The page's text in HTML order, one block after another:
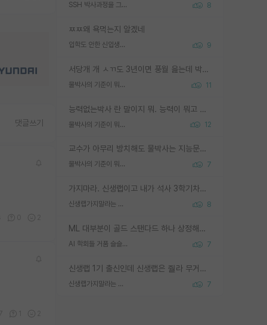
SSH 박사과정을 그만두고 지방대 박사로 옮기면 교수의 꿈은 끝일까요? 8
ㅉㅉ왜 욕먹는지 알겠네
입학도 안한 신입생이 원래 관심을 받나요 9
서당개 개 ㅅㄲ도 3년이면 풍월 읊는데 박사 5년 이상 대리고 있으면서 물된건 교수 탓 맞는ㄱ게 거기가 서당이 아니란 소리임
물박사의 기준이 뭐임? 11
능력없는박사 란 말이지 뭐. 능력이 뭐고 능력이 있다는게 뭔지는 사람마다 기준이 다르니까 얘기해봐야 서로 자기 기준만 얘기해서 논쟁이 끝이 안나고. 주위에서 능력있고 야심있는 신입생이 교수가 유의미한 피드백을 아예 안주면서 제대로된 과제에 참여해볼 기회도 제공하지 않고 잡일 뺑뺑이만 돌려서 맨날 단순작업만 하면서 밤새다가 눈빛이 점점 죽어가는걸 본 사람은 물박사는 교수탓이라고 하고, 교수는 이것저것 알려도 주고 기회도 주고 사수 동기 붙여주면서 어떻게든 끌고가려고 하는데 본인이 매일 뺀질거리면서 출근 하는둥마는둥 하다가 기껏 와서도 폰이나 쳐다보다가 실험 망치고 저녁약속있어서 먼저 가볼게요~ 하는걸 본 사람은 물박사는 본인탓이라고 함.
물박사의 기준이 뭐임? 12
교수가 아무리 방치해도 물박사는 지능문제고 본인 의지 문제임. 만물 교수탓 하는 애들이 이상한거임.
물박사의 기준이 뭐임? 7
가지마라. 신생랩이고 내가 석사 3학기차인데 최고참인데 나도 아무것도 모르는데 교수가 후배들 왜 논문 교육 안시키냐. 논문 왜 안 써오냐 닦달한다
신생랩가지말라는 이유가 있었구나 8
ML 대부분이 골드 스탠다드 하나 상정해놓고 (벤치마크 데이터셋이 여러 개면 여러 개 상정) 그거 얼마나 잘 맞추나 싸움임 가끔 번뜩이는 설계 철학을 보여주는 논문들도 있지만 대부분 그거 성적 얼마나 더 올리느라에 혈안이 되어 있는 측면이 잇음
AI 학회들 거품 슬슬 지적이 나오네요 7
신생랩 1기 출신인데 신생랩은 줠라 무거운 바벨 같은거임. 들면 대박인데 못들면 깔려 죽음. 아무도 알려주지 않는 환경에서 자생해야하지만, 일단 살아남았다면 그 어떤 사람보다 악착같고 생존력 높은 사람으로 거듭날 수 있음
신생랩가지말라는 이유가 있었구나 7
댓글쓰기